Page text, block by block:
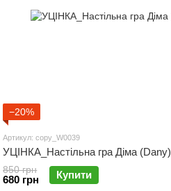
−20%
Артикул: copy_W0039
УЦІНКА_Настільна гра Діма (Dany)
850 грн
680 грн Купити